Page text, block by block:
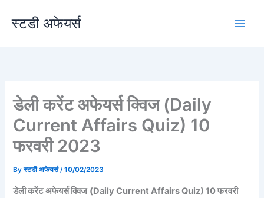
स्टडी अफेयर्स
डेली करेंट अफेयर्स क्विज (Daily
Current Affairs Quiz) 10
फरवरी 2023
Byस्टडी अफेयर्स/10/02/2023
डेली करेंट अफेयर्स क्विज (Daily Current Affairs Quiz) 10 फरवरी